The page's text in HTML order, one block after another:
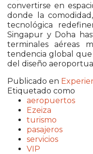
convertirse en
donde la
tecnológica
Singapur y Doha
terminales aéreas
tendencia global
del diseño
Publicado en
Etiquetado como
aeropuertos
Ezeiza
turismo
pasajeros
servicios
VIP